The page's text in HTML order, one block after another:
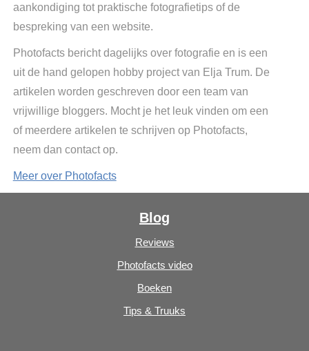
aankondiging tot praktische fotografietips of de
bespreking van een website.
Photofacts bericht dagelijks over fotografie en is een
uit de hand gelopen hobby project van Elja Trum. De
artikelen worden geschreven door een team van
vrijwillige bloggers. Mocht je het leuk vinden om een
of meerdere artikelen te schrijven op Photofacts,
neem dan contact op.
Meer over Photofacts
Blog
Reviews
Photofacts video
Boeken
Tips & Truuks